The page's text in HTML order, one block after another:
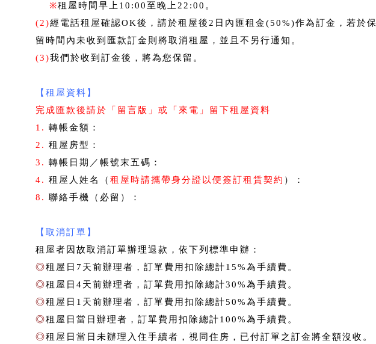
※租屋時間早上10:00至晚上22:00。
(2)經電話租屋確認OK後，請於租屋後2日內匯租金(50%)作為訂金，若於保
留時間內未收到匯款訂金則將取消租屋，並且不另行通知。
(3)我們於收到訂金後，將為您保留。
【租屋資料】
完成匯款後請於「留言版」或「來電」留下租屋資料
1. 轉帳金額：
2. 租屋房型：
3. 轉帳日期／帳號末五碼：
4. 租屋人姓名（ 租屋時請攜帶身分證以便簽訂租賃契約 ）：
8. 聯絡手機（必留）：
【 取消訂單】
租屋者因故取消訂單辦理退款，依下列標準申辦：
◎租屋日7天前辦理者，訂單費用扣除總計15%為手續費。
◎租屋日4天前辦理者，訂單費用扣除總計30%為手續費。
◎租屋日1天前辦理者，訂單費用扣除總計50%為手續費。
◎租屋日當日辦理者，訂單費用扣除總計100%為手續費。
◎租屋日當日未辦理入住手續者，視同住房，已付訂單之訂金將全額沒收。